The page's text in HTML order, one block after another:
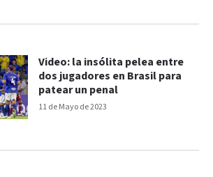
11 de Mayo de 2023
Video: la insólita pelea entre
dos jugadores en Brasil para
patear un penal